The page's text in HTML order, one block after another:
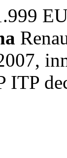
ITP